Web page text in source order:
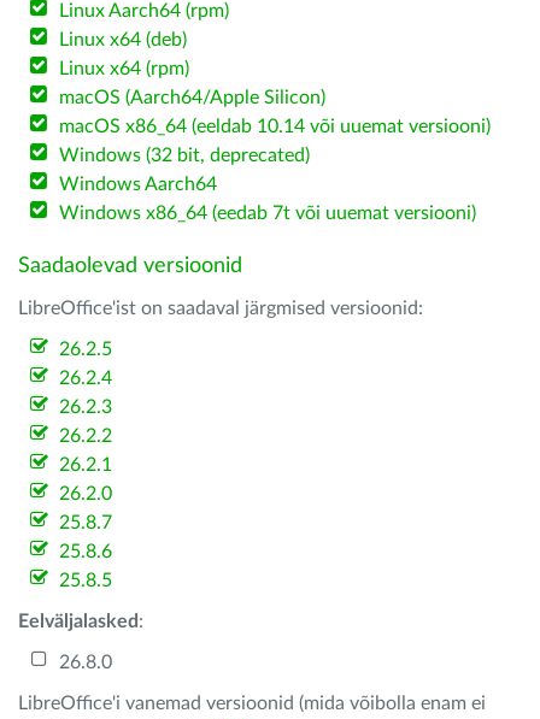
Linux Aarch64 (rpm)
Linux x64 (deb)
Linux x64 (rpm)
macOS (Aarch64/Apple Silicon)
macOS x86_64 (eeldab 10.14 või uuemat versiooni)
Windows (32 bit, deprecated)
Windows Aarch64
Windows x86_64 (eedab 7t või uuemat versiooni)
Saadaolevad versioonid
LibreOffice'ist on saadaval järgmised versioonid:
26.2.5
26.2.4
26.2.3
26.2.2
26.2.1
26.2.0
25.8.7
25.8.6
25.8.5
Eelväljalasked :
26.8.0
LibreOffice'i vanemad versioonid (mida võibolla enam ei